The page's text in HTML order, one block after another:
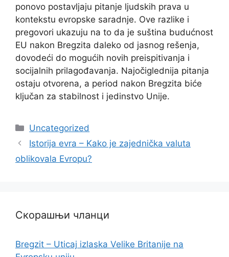
ponovo postavljaju pitanje ljudskih prava u
kontekstu evropske saradnje. Ove razlike i
pregovori ukazuju na to da je suština budućnost
EU nakon Bregzita daleko od jasnog rešenja,
dovodeći do mogućih novih preispitivanja i
socijalnih prilagođavanja. Najočiglednija pitanja
ostaju otvorena, a period nakon Bregzita biće
ključan za stabilnost i jedinstvo Unije.
Categories
Uncategorized
Istorija evra – Kako je zajednička valuta
oblikovala Evropu?
Скорашњи чланци
Bregzit – Uticaj izlaska Velike Britanije na